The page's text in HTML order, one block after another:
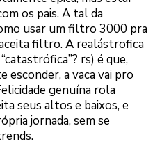
os pais. A tal da
usar um filtro 3000 pra
filtro. A realástrofica
rs) é que,
esconder, a vaca vai pro
genuína rola
seus altos e baixos, e
jornada, sem se